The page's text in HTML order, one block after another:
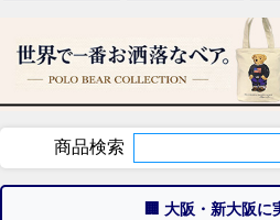
商品検索
🏢 大阪・新大阪に